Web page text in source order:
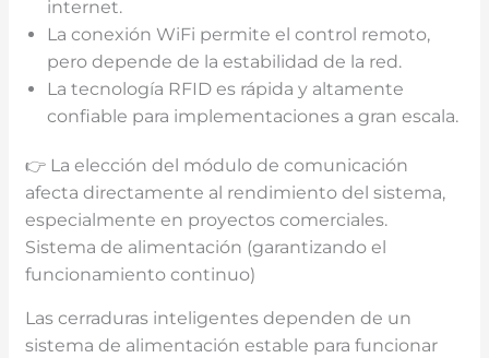
internet.
La conexión WiFi permite el control remoto,
pero depende de la estabilidad de la red.
La tecnología RFID es rápida y altamente
confiable para implementaciones a gran escala.
👉 La elección del módulo de comunicación
afecta directamente al rendimiento del sistema,
especialmente en proyectos comerciales.
Sistema de alimentación (garantizando el
funcionamiento continuo)
Las cerraduras inteligentes dependen de un
sistema de alimentación estable para funcionar